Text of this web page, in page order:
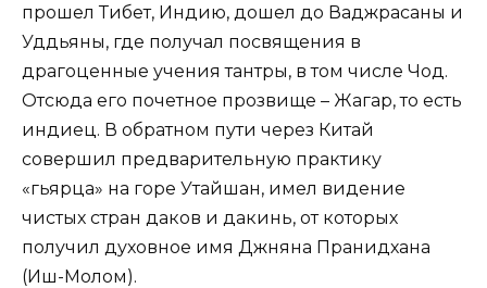
прошел Тибет, Индию, дошел до Ваджрасаны и
Уддьяны, где получал посвящения в
драгоценные учения тантры, в том числе Чод.
Отсюда его почетное прозвище – Жагар, то есть
индиец. В обратном пути через Китай
совершил предварительную практику
«гьярца» на горе Утайшан, имел видение
чистых стран даков и дакинь, от которых
получил духовное имя Джняна Пранидхана
(Иш-Молом).